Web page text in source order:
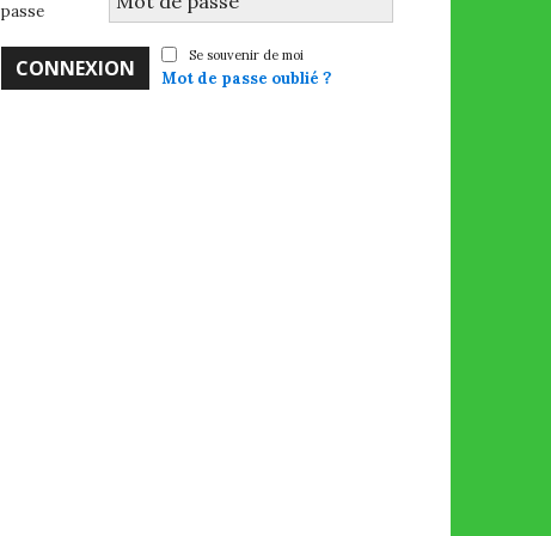
passe
Se souvenir de moi
Mot de passe oublié ?